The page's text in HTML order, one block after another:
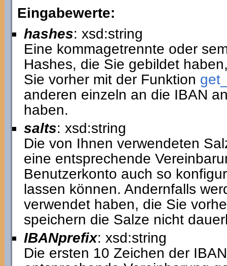
Eingabewerte:
hashes: xsd:string
Eine kommagetrennte oder
Hashes, die Sie gebildet
Sie vorher mit der Funktion
anderen einzeln an die IBAN
haben.
salts: xsd:string
Die von Ihnen verwendeten
eine entsprechende
Benutzerkonto auch so
lassen können. Andernfalls
verwendet haben, die Sie
speichern die Salze nicht
IBANprefix: xsd:string
Die ersten 10 Zeichen der